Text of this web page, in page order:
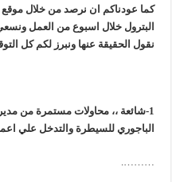
رئيسا العامة وبترومنت في زيارة
كما عودناكم ان نرصد من خلال
البترول خلال اسبوع من العمل
نقول الحقيقة عنها ونبرز لكم كل
1-شائعة ،، محاولات مستمرة من
الباجوري للسيطرة والتدخل علي
……….